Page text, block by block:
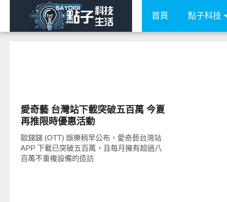
首頁 點子科技
愛奇藝 台灣站下載突破五百萬 今夏
再推限時優惠活動
歐銻銻 (OTT) 娛樂稍早公布，愛奇藝台灣站
APP 下載已突破五百萬，且每月擁有超過八
百萬不重複設備的造訪